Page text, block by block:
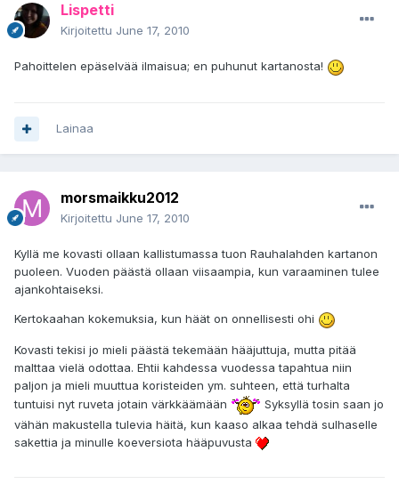
Lispetti
Kirjoitettu June 17, 2010
Pahoittelen epäselvää ilmaisua; en puhunut kartanosta!
Lainaa
morsmaikku2012
Kirjoitettu June 17, 2010
Kyllä me kovasti ollaan kallistumassa tuon Rauhalahden kartanon
puoleen. Vuoden päästä ollaan viisaampia, kun varaaminen tulee
ajankohtaiseksi.
Kertokaahan kokemuksia, kun häät on onnellisesti ohi
Kovasti tekisi jo mieli päästä tekemään hääjuttuja, mutta pitää
malttaa vielä odottaa. Ehtii kahdessa vuodessa tapahtua niin
paljon ja mieli muuttua koristeiden ym. suhteen, että turhalta
tuntuisi nyt ruveta jotain värkkäämään
Syksyllä tosin saan jo
vähän makustella tulevia häitä, kun kaaso alkaa tehdä sulhaselle
sakettia ja minulle koeversiota hääpuvusta